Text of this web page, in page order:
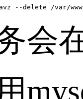
会